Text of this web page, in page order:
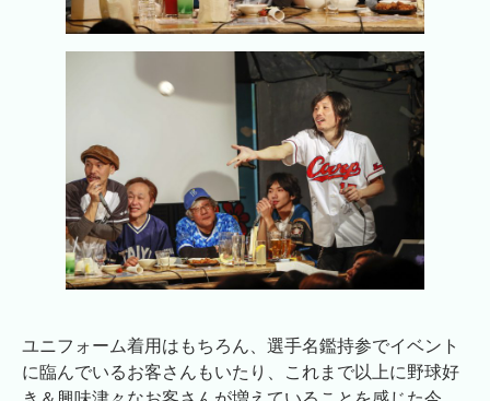
ユニフォーム着用はもちろん、選手名鑑持参でイベント
に臨んでいるお客さんもいたり、これまで以上に野球好